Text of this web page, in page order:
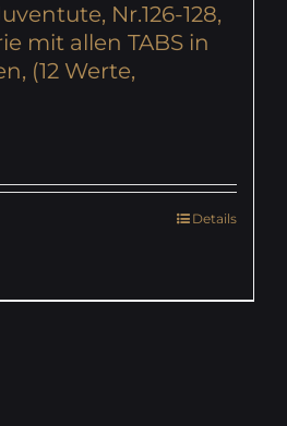
Nr.126-128,
mit allen TABS in
(12 Werte,
Details